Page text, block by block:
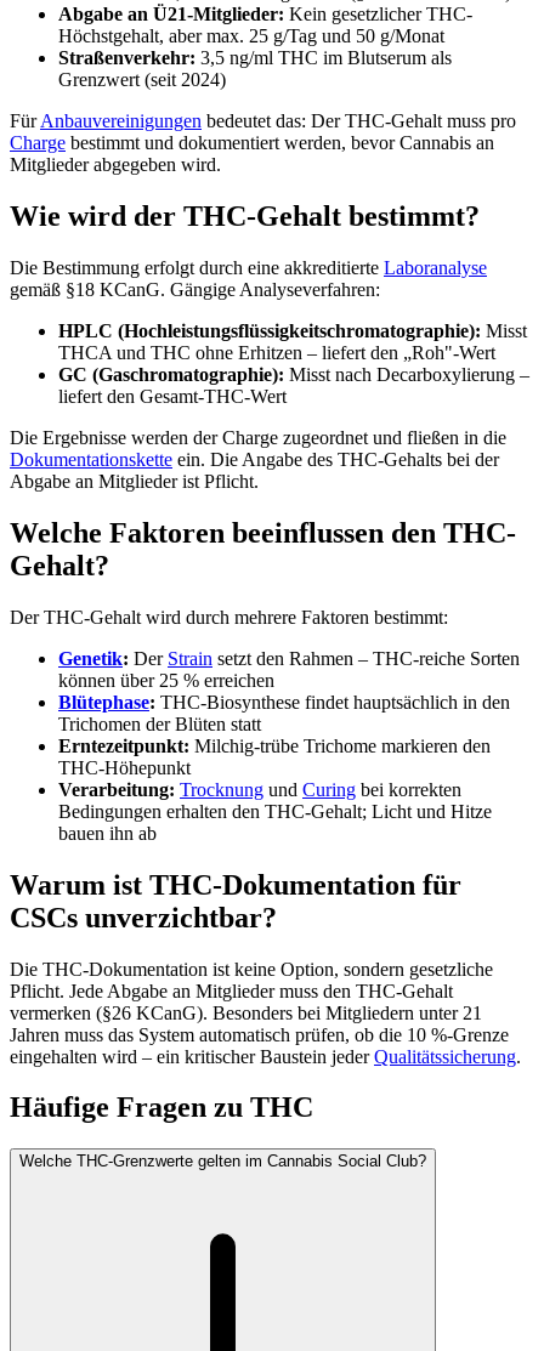
Abgabe an Ü21-Mitglieder: Kein gesetzlicher THC-
Höchstgehalt, aber max. 25 g/Tag und 50 g/Monat
Straßenverkehr: 3,5 ng/ml THC im Blutserum als
Grenzwert (seit 2024)
FürAnbauvereinigungen bedeutet das: Der THC-Gehalt muss pro
Charge bestimmt und dokumentiert werden, bevor Cannabis an
Mitglieder abgegeben wird.
Wie wird der THC-Gehalt bestimmt?
Die Bestimmung erfolgt durch eine akkreditierte Laboranalyse
gemäß §18 KCanG. Gängige Analyseverfahren:
HPLC (Hochleistungsflüssigkeitschromatographie): Misst
THCA und THC ohne Erhitzen – liefert den „Roh"-Wert
GC (Gaschromatographie): Misst nach Decarboxylierung –
liefert den Gesamt-THC-Wert
Die Ergebnisse werden der Charge zugeordnet und fließen in die
Dokumentationskette ein. Die Angabe des THC-Gehalts bei der
Abgabe an Mitglieder ist Pflicht.
Welche Faktoren beeinflussen den THC-
Gehalt?
Der THC-Gehalt wird durch mehrere Faktoren bestimmt:
Genetik: Der Strain setzt den Rahmen – THC-reiche Sorten
können über 25 % erreichen
Blütephase: THC-Biosynthese findet hauptsächlich in den
Trichomen der Blüten statt
Erntezeitpunkt: Milchig-trübe Trichome markieren den
THC-Höhepunkt
Verarbeitung: Trocknung und Curing bei korrekten
Bedingungen erhalten den THC-Gehalt; Licht und Hitze
bauen ihn ab
Warum ist THC-Dokumentation für
CSCs unverzichtbar?
Die THC-Dokumentation ist keine Option, sondern gesetzliche
Pflicht. Jede Abgabe an Mitglieder muss den THC-Gehalt
vermerken (§26 KCanG). Besonders bei Mitgliedern unter 21
Jahren muss das System automatisch prüfen, ob die 10 %-Grenze
eingehalten wird – ein kritischer Baustein jederQualitätssicherung.
Häufige Fragen zu THC
Welche THC-Grenzwerte gelten im Cannabis Social Club?